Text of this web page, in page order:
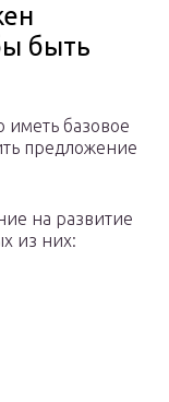
быть
иметь базовое
предложение
на развитие
из них: